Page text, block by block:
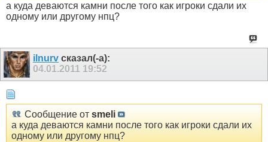
а куда деваются камни после того как игроки сдали их
одному или другому нпц?
ilnurv сказал(-а):
04.01.2011 19:52
Сообщение от smeli
а куда деваются камни после того как игроки сдали их
одному или другому нпц?